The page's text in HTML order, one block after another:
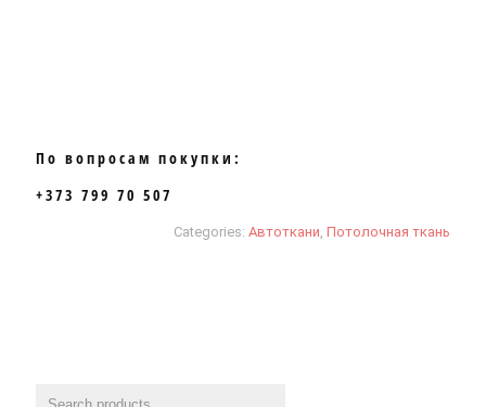
По вопросам покупки:
+373 799 70 507
Categories: Автоткани, Потолочная ткань